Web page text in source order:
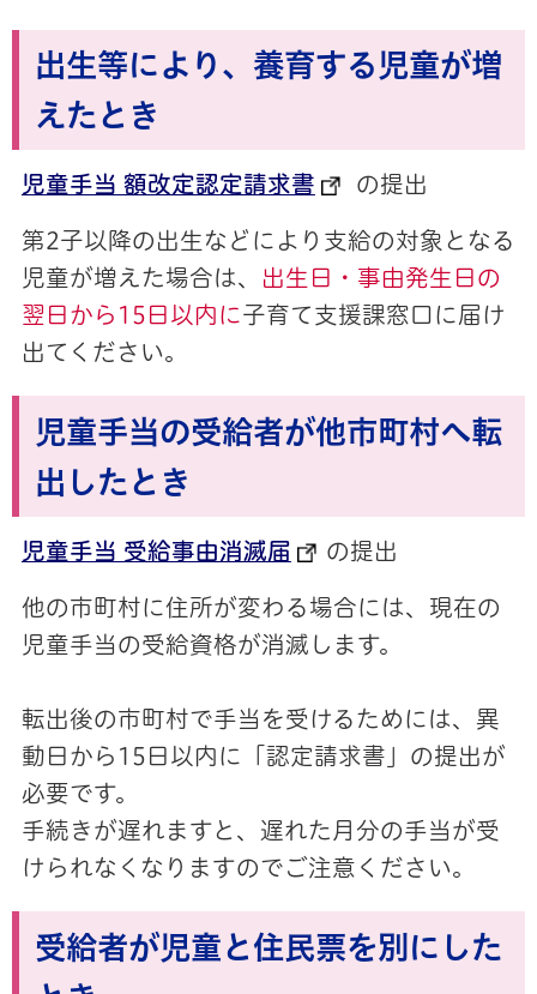
出生等により、養育する児童が増
えたとき
児童手当 額改定認定請求書 の提出
第2子以降の出生などにより支給の対象となる
児童が増えた場合は、
出生日・事由発生日の
翌日から15日以内に子育て支援課窓口に届け
出てください。
児童手当の受給者が他市町村へ転
出したとき
児童手当 受給事由消滅届 の提出
他の市町村に住所が変わる場合には、現在の
児童手当の受給資格が消滅します。
転出後の市町村で手当を受けるためには、異
動日から15日以内に「認定請求書」の提出が
必要です。
手続きが遅れますと、遅れた月分の手当が受
けられなくなりますのでご注意ください。
受給者が児童と住民票を別にした